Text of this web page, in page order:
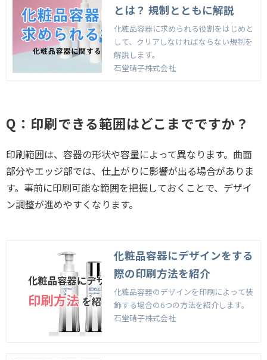
とは？ 規制とともに解説
化粧品容器に求められる役割をはじめと
して、クリアしなければならない規制を
解説します。
石堂硝子株式会社
Q：印刷できる範囲はどこまでですか？
印刷範囲は、容器の形状や容量によって異なります。曲面
部分やエッジ部では、仕上がりに影響が出る場合がありま
す。事前に印刷可能な範囲を把握しておくことで、デザイ
ン調整が進めやすくなります。
化粧品容器にデザインをする
際の印刷方法を紹介
化粧品容器のデザインを印刷によって装
飾する場合の6つの方法を紹介します。
石堂硝子株式会社